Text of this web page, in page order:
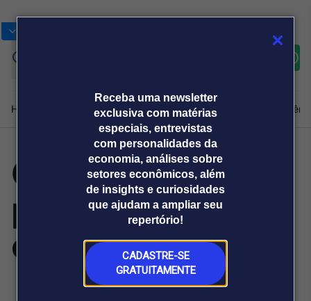
Receba uma newsletter
exclusiva com matérias
especiais, entrevistas
com personalidades da
economia, análises sobre
setores econômicos, além
de insights e curiosidades
que ajudam a ampliar seu
repertório!
CADASTRE-SE
GRATUITAMENTE
Home Produtos e soluçõesNotíciasBlogWeekend
Plataformas
Broadcast
Broadcast+
O mercado
financeiro em
tempo real
Sobre nós Releases Broadcast
Prêmio Broadcast
Analistas
Prêmio Broadcast
Empresas
Agências de
comunicação
Releases
Quando o BC
perde o direito de
calibrar